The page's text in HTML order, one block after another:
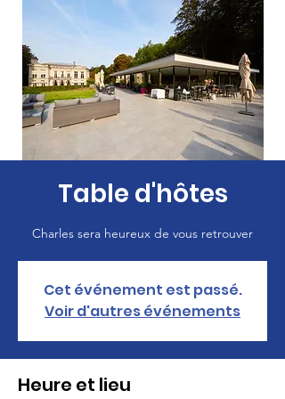
Table d'hôtes
Charles sera heureux de vous retrouver
Cet événement est passé.
Voir d'autres événements
Heure et lieu